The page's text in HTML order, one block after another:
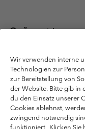
Österreich
Columbia
Bergheim, Salzburg
Nutzungsbedingungen
Datenschutzerklärung
Bestimmungen und
Nutzungsbedingungen
Wir verwenden interne
Technologien zur
zur Bereitstellung von
der Website. Bitte gib
du den Einsatz unserer
Cookies ablehnst,
zwingend notwendig
funktioniert. Klicken Sie
Bitte wählen